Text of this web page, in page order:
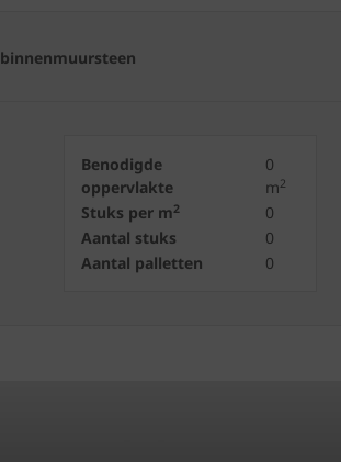
Benodigde
oppervlakte
0
m2
Stuks per m2
0
Aantal stuks
0
Aantal palletten
0